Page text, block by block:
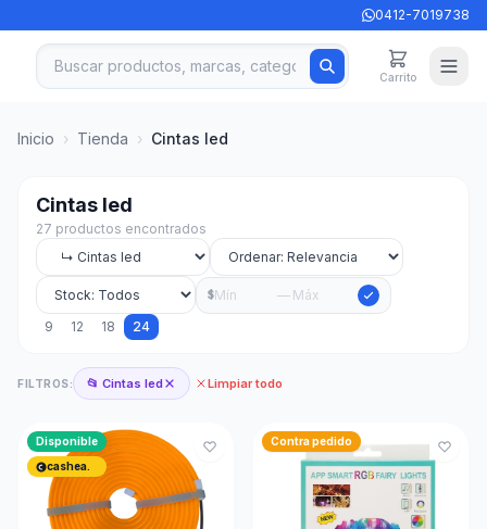
0412-7019738
Carrito
Inicio › Tienda › Cintas led
Cintas led
27 productos encontrados
$
—
9
12 18 24
FILTROS: 📂 Cintas led Limpiar todo
Disponible
cashea.
Contra pedido